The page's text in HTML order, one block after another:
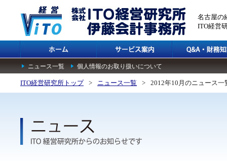
名古屋の
ITO経営
ニュース一覧 個人情報のお取り扱いについて
ITO経営研究所トップ > ニュース一覧 > 2012年10月のニュース一